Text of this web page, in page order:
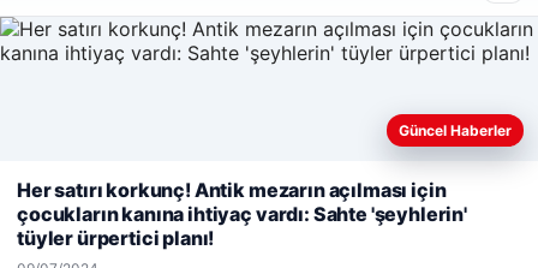
Son Eklenen Firmalar
deneyiminizi kişiselleştirmek ve geliştirmek amacıyla çerezler
kullanıyoruz.Çerez Politikamız
Reddet Kabul Et
Güncel Haberler
Her satırı korkunç! Antik mezarın açılması için
çocukların kanına ihtiyaç vardı: Sahte 'şeyhlerin'
tüyler ürpertici planı!